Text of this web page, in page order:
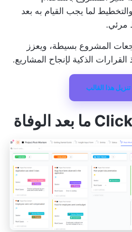
لما يجب القيام به بعد
مرئي.
المشروع بسيطة، ويعزز
الذكية لإنجاح المشاريع.
تنزيل هذا القالب